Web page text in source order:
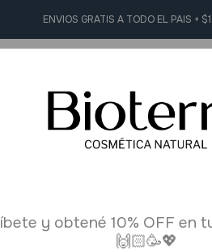
ENVIOS GRATIS A TODO EL PAIS +
HIGIENE PERSONAL
y obtené 10% OFF en
🙌🏻🥳💖